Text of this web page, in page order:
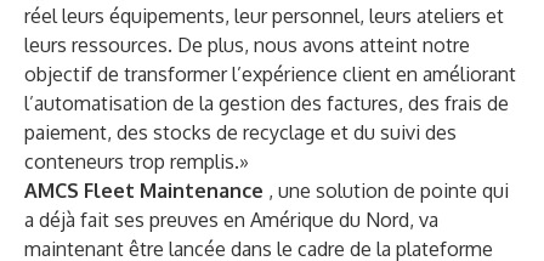
réel leurs équipements, leur personnel, leurs ateliers et
leurs ressources. De plus, nous avons atteint notre
objectif de transformer l’expérience client en améliorant
l’automatisation de la gestion des factures, des frais de
paiement, des stocks de recyclage et du suivi des
conteneurs trop remplis.»
AMCS Fleet Maintenance , une solution de pointe qui
a déjà fait ses preuves en Amérique du Nord, va
maintenant être lancée dans le cadre de la plateforme